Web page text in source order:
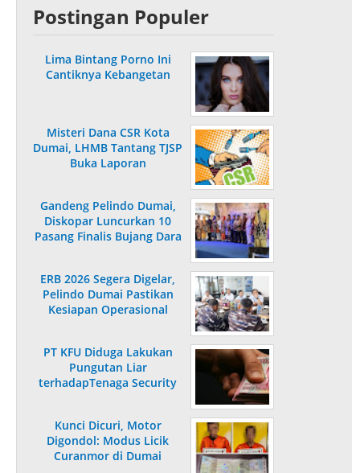
Postingan Populer
Lima Bintang Porno Ini
Cantiknya Kebangetan
Misteri Dana CSR Kota
Dumai, LHMB Tantang TJSP
Buka Laporan
Gandeng Pelindo Dumai,
Diskopar Luncurkan 10
Pasang Finalis Bujang Dara
ERB 2026 Segera Digelar,
Pelindo Dumai Pastikan
Kesiapan Operasional
PT KFU Diduga Lakukan
Pungutan Liar
terhadapTenaga Security
Kunci Dicuri, Motor
Digondol: Modus Licik
Curanmor di Dumai